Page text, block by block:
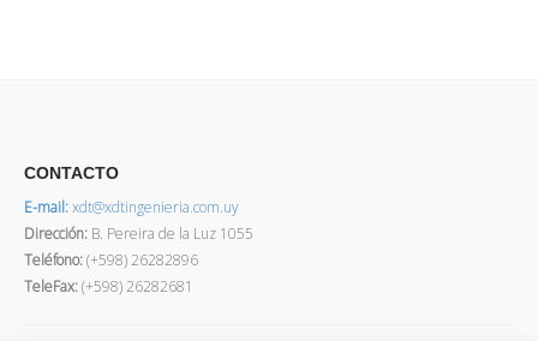
CONTACTO
E-mail:xdt@xdtingenieria.com.uy
Dirección: B. Pereira de la Luz 1055
Teléfono:(+598) 26282896
TeleFax:(+598) 26282681